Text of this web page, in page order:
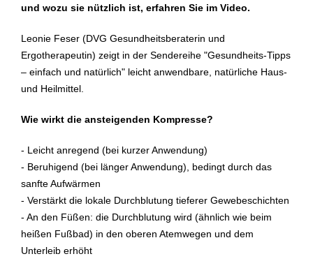
und wozu sie nützlich ist, erfahren Sie im Video.
Leonie Feser (DVG Gesundheitsberaterin und
Ergotherapeutin) zeigt in der Sendereihe "Gesundheits-Tipps
– einfach und natürlich" leicht anwendbare, natürliche Haus-
und Heilmittel.
Wie wirkt die ansteigenden Kompresse?
- Leicht anregend (bei kurzer Anwendung)
- Beruhigend (bei länger Anwendung), bedingt durch das
sanfte Aufwärmen
- Verstärkt die lokale Durchblutung tieferer Gewebeschichten
- An den Füßen: die Durchblutung wird (ähnlich wie beim
heißen Fußbad) in den oberen Atemwegen und dem
Unterleib erhöht